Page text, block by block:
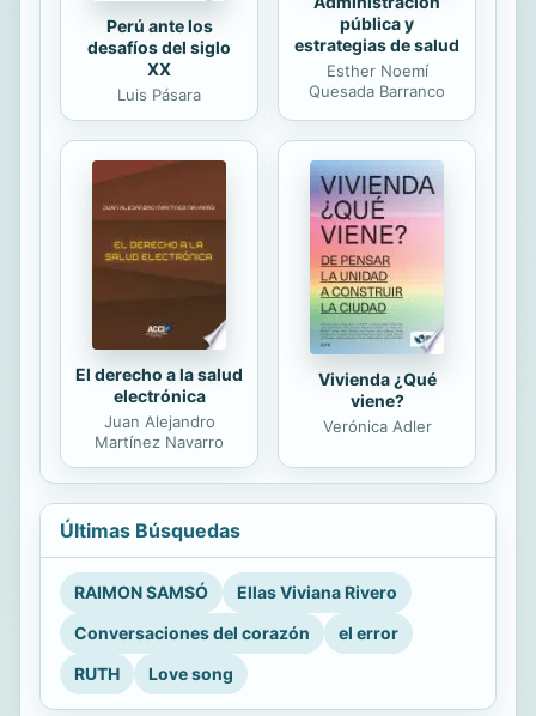
Perú ante los
desafíos del siglo
XX
Luis Pásara
pública y
estrategias de salud
Esther Noemí
Quesada Barranco
El derecho a la salud
electrónica
Juan Alejandro
Martínez Navarro
Vivienda ¿Qué
viene?
Verónica Adler
Últimas Búsquedas
RAIMON SAMSÓ
Ellas Viviana Rivero
Conversaciones del corazón
el error
RUTH
Love song